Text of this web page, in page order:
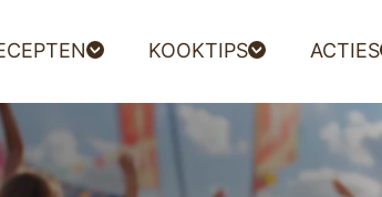
KOOKTIPS ACTIES